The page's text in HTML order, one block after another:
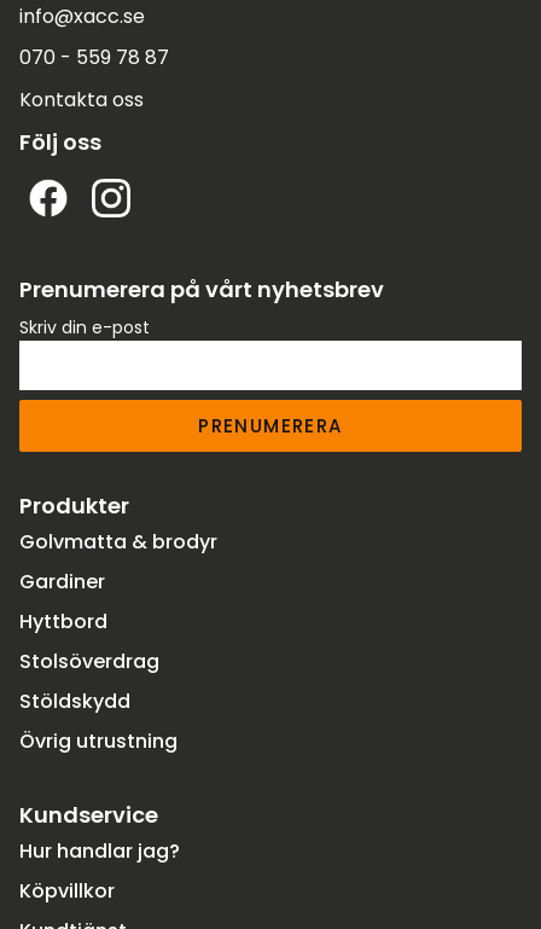
info@xacc.se
070 - 559 78 87
Kontakta oss
Följ oss
Prenumerera på vårt nyhetsbrev
Skriv din e-post
PRENUMERERA
Produkter
Golvmatta & brodyr
Gardiner
Hyttbord
Stolsöverdrag
Stöldskydd
Övrig utrustning
Kundservice
Hur handlar jag?
Köpvillkor